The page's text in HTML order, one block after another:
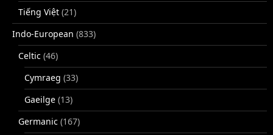
Tiếng Việt (21)
Indo-European (833)
Celtic (46)
Cymraeg (33)
Gaeilge (13)
Germanic (167)